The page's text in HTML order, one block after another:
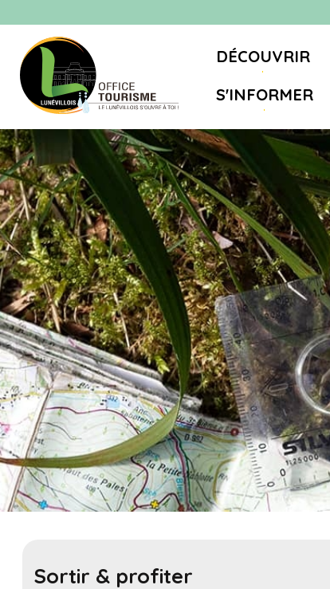
DÉCOUVRIR
S'INFORMER
Sortir & profiter